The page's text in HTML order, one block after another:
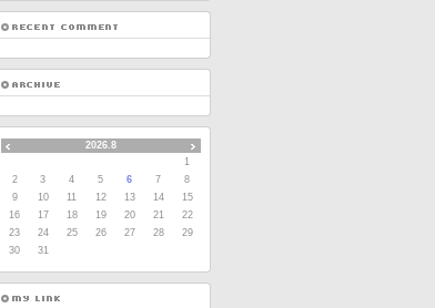
2026.8
1
2
3 4 5 6 7
8
9
10 11 12 13 14
15
16
17 18 19 20 21
22
23
24 25 26 27 28
29
30
31